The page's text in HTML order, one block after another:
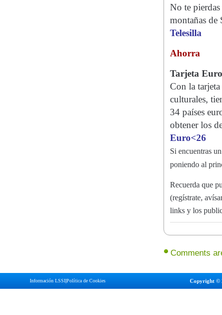
No te
montañas de
Telesilla
Ahorra
Tarjeta
Con la
culturales,
34 países
obtener los
Euro<26
Si encuentras
poniendo al
Recuerda que
(regístrate,
links y los
Comments
Información LSSI|Política de Cookies Copyright ©